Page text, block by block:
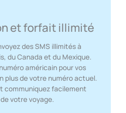
et forfait illimité
des SMS illimités à
du Canada et du Mexique.
américain pour vos
plus de votre numéro actuel.
communiquez facilement
votre voyage.